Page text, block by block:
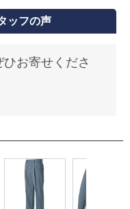
ッフの声
お寄せくださ